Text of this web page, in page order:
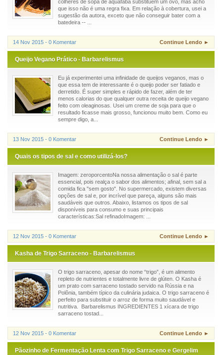
colheres de sopa de aquafaba substituem um ovo, mas acho
que isso não é uma regra fixa. Em relação à cobertura, usei a
sugestão da autora, exceto que não conseguir bater com a
batedeira -- ...
14 Nov 2015 - 0 Komentar Continue Lendo ►
Queijo Vegano Prático - Barbarelismus
Eu já experimentei uma infinidade de queijos veganos, mas o
que essa tem de interessante é o queijo poder ser fatiado e
derretido. É super simples e rápido de fazer, além de ter
menos calorias do que qualquer outra receita de queijo vegano
feito com oleaginosas. Usei um creme de soja para que o
resultado ficasse mais grosso, funcionou muito bem. Como eu
sempre digo, a...
13 Nov 2015 - 0 Komentar Continue Lendo ►
Quais os tipos de sal e como utilizá-los?
Imagem: zeroporcentoNa nossa alimentação o sal é parte
essencial, pois realça o sabor dos alimentos; afinal, sem sal a
comida fica "sem gosto". No supermercado, existem diversas
opções de sal e, por incrível que pareça, alguns são mais
saudáveis que outros. Abaixo, listamos os tipos de sal
disponíveis para consumo e suas principais
características:Sal refinadoImagem: ...
12 Nov 2015 - 0 Komentar Continue Lendo ►
Kasha de Trigo Sarraceno - Barbarelismus
O trigo sarraceno, apesar do nome “trigo”, é um alimento
repleto de nutrientes e totalmente livre de glúten. O Kasha é
um prato com sarraceno tostado servido na Rússia e na
Polônia, também típico da culinária judaica. O trigo sarraceno é
perfeito para substituir o arroz de forma muito saudável e
nutritiva. Barbarelismus INGREDIENTES 1 xícara de trigo
sarraceno tostad...
12 Nov 2015 - 0 Komentar Continue Lendo ►
Pãozinho de Fermentação Lenta com Trigo Sarraceno e Gergelim